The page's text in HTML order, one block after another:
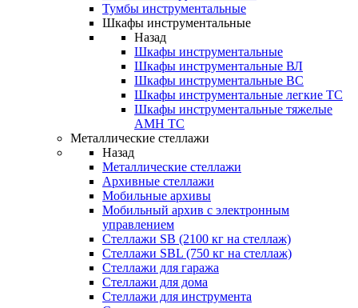
Тумбы инструментальные
Шкафы инструментальные
Назад
Шкафы инструментальные
Шкафы инструментальные ВЛ
Шкафы инструментальные ВС
Шкафы инструментальные легкие ТС
Шкафы инструментальные тяжелые
AMH TC
Металлические стеллажи
Назад
Металлические стеллажи
Архивные стеллажи
Мобильные архивы
Мобильный архив с электронным
управлением
Стеллажи SB (2100 кг на стеллаж)
Стеллажи SBL (750 кг на стеллаж)
Стеллажи для гаража
Стеллажи для дома
Стеллажи для инструмента